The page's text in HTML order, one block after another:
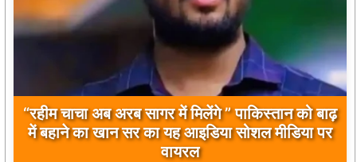
“रहीम चाचा अब अरब सागर में मिलेंगे ” पाकिस्तान को बाढ़
में बहाने का खान सर का यह आइडिया सोशल मीडिया पर
वायरल